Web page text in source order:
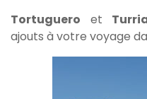
Tortuguero et
ajouts à votre voyage